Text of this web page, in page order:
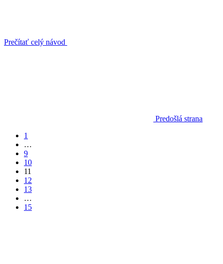
Prečítať celý návod
Predošlá strana
1
…
9
10
11
12
13
…
15